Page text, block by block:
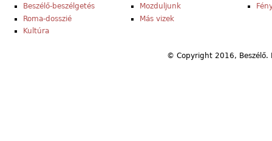
Beszélő-beszélgetés
Roma-dosszié
Kultúra
Mozduljunk
Más vizek
© Copyright 2016,